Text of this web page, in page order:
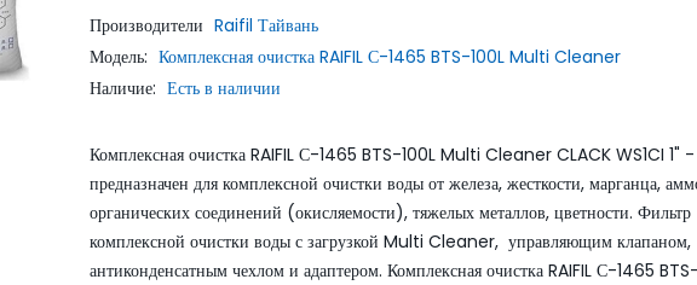
Производители Raifil Тайвань
Модель: Комплексная очистка RAIFIL С-1465 BTS-100L Multi Cleaner
Наличие: Есть в наличии
Комплексная очистка RAIFIL С-1465 BTS-100L Multi Cleaner CLACK WS1CI 1" -
предназначен для комплексной очистки воды от железа, жесткости, марганца,
органических соединений (окисляемости), тяжелых металлов, цветности. Фильтр
комплексной очистки воды с загрузкой Multi Cleaner, управляющим клапаном,
антиконденсатным чехлом и адаптером. Комплексная очистка RAIFIL С-1465